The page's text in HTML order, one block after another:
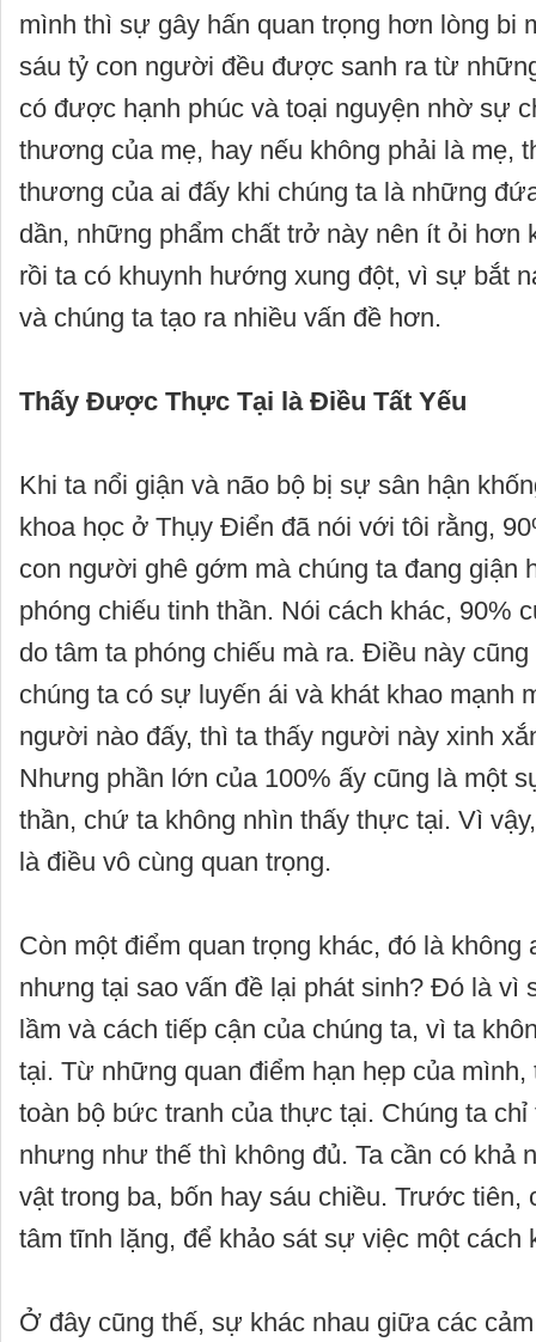
mình thì sự gây hấn quan trọng hơn lòng bi
sáu tỷ con người đều được sanh ra từ
có được hạnh phúc và toại nguyện nhờ sự
thương của mẹ, hay nếu không phải là mẹ,
thương của ai đấy khi chúng ta là những
dần, những phẩm chất trở này nên ít ỏi hơn
rồi ta có khuynh hướng xung đột, vì sự bắt
và chúng ta tạo ra nhiều vấn đề hơn.
Thấy Được Thực Tại là Điều Tất Yếu
Khi ta nổi giận và não bộ bị sự sân hận
khoa học ở Thụy Điển đã nói với tôi rằng,
con người ghê gớm mà chúng ta đang giận
phóng chiếu tinh thần. Nói cách khác, 90%
do tâm ta phóng chiếu mà ra. Điều này
chúng ta có sự luyến ái và khát khao mạnh
người nào đấy, thì ta thấy người này xinh
Nhưng phần lớn của 100% ấy cũng là một
thần, chứ ta không nhìn thấy thực tại. Vì
là điều vô cùng quan trọng.
Còn một điểm quan trọng khác, đó là không
nhưng tại sao vấn đề lại phát sinh? Đó là vì
lầm và cách tiếp cận của chúng ta, vì ta
tại. Từ những quan điểm hạn hẹp của mình,
toàn bộ bức tranh của thực tại. Chúng ta chỉ
nhưng như thế thì không đủ. Ta cần có khả
vật trong ba, bốn hay sáu chiều. Trước tiên,
tâm tĩnh lặng, để khảo sát sự việc một cách
Ở đây cũng thế, sự khác nhau giữa các